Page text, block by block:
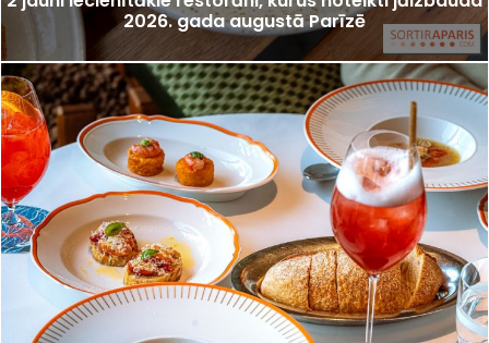
2026. gada augustā Parīzē